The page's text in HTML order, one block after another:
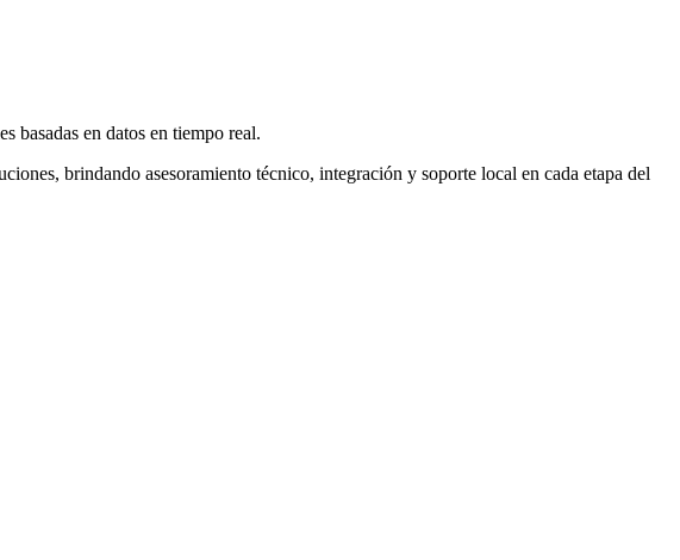
basadas en datos en tiempo real.
brindando asesoramiento técnico, integración y soporte local en cada etapa del